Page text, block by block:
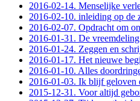
2016-02-14. Menselijke
2016-02-10. inleiding op de
2016-02-07. Opdracht om
2016-01-31. De vreemdeling
2016-01-24. Zeggen en
2016-01-17. Het nieuwe
2016-01-10. Alles
2016-01-03. Ik blijf geloven
2015-12-31. Voor altijd